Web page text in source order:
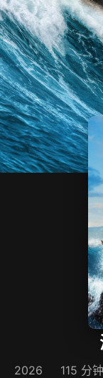
2026 115 分钟